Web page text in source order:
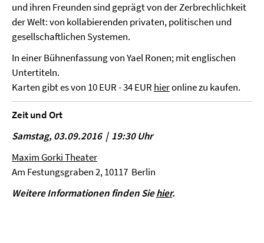
und ihren Freunden sind geprägt von der Zerbrechlichkeit
der Welt: von kollabierenden privaten, politischen und
gesellschaftlichen Systemen.
In einer Bühnenfassung von Yael Ronen; mit englischen
Untertiteln.
Karten gibt es von 10 EUR - 34 EUR hieronline zu kaufen.
Zeit und Ort
Samstag, 03.09.2016 | 19:30 Uhr
Maxim Gorki Theater
Am Festungsgraben 2, 10117 Berlin
Weitere Informationen finden Siehier.